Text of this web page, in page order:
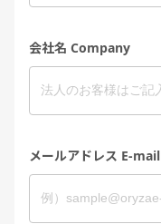
会社名 Company
メールアドレス E-mail